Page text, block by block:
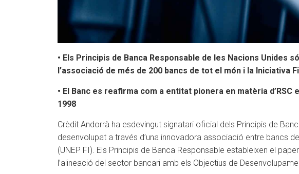
• Els Principis de Banca Responsable de les Nacions
l’associació de més de 200 bancs de tot el món i la Iniciativa
• El Banc es reafirma com a entitat pionera en matèria
1998
Crèdit Andorrà ha esdevingut signatari oficial dels Principis de
desenvolupat a través d’una innovadora associació entre bancs
(UNEP FI). Els Principis de Banca Responsable estableixen el
l’alineació del sector bancari amb els Objectius de